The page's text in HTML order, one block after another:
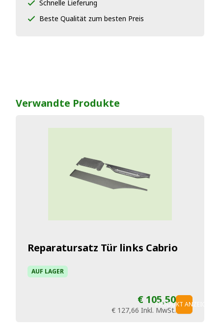
Schnelle Lieferung
Beste Qualität zum besten Preis
Verwandte Produkte
Reparatursatz Tür links Cabrio
AUF LAGER
€ 105,50
€ 127,66 Inkl. MwSt.
PRODUKT ANZEIGEN